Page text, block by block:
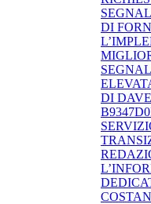
DI
DI